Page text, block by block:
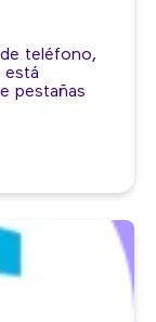
teléfono,
está
pestañas